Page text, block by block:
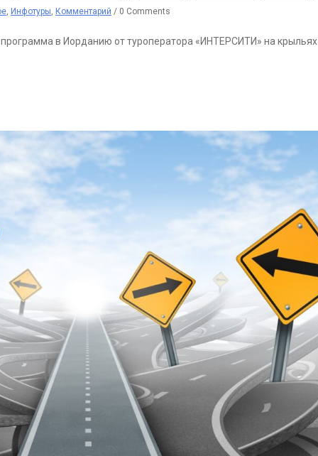
, Инфотуры, Комментарий / 0 Comments
программа в Иорданию от туроператора «ИНТЕРСИТИ» на крыльях